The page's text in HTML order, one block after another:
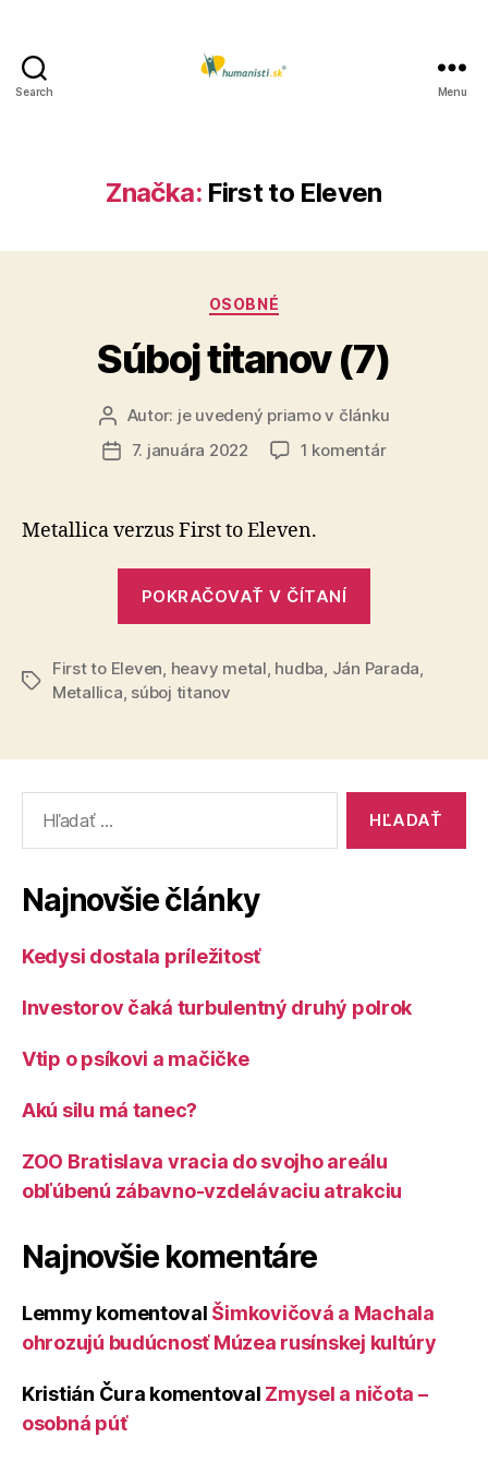
Search Menu
Značka: First to Eleven
Kategórie
OSOBNÉ
Súboj titanov (7)
Autor
článku
Autor: je uvedený priamo v článku
Dátum
7. januára 2022 1 komentárna
Metallica verzus First to Eleven.
POKRAČOVAŤ V ČÍTANÍ
Značky
First to Eleven, heavy metal, hudba, Ján Parada,
Metallica, súboj titanov
Najnovšie články
Kedysi dostala príležitosť
Investorov čaká turbulentný druhý polrok
Vtip o psíkovi a mačičke
Akú silu má tanec?
ZOO Bratislava vracia do svojho areálu
obľúbenú zábavno-vzdelávaciu atrakciu
Najnovšie komentáre
Lemmy komentoval Šimkovičová a Machala
ohrozujú budúcnosť Múzea rusínskej kultúry
Kristián Čura komentoval Zmysel a ničota –
osobná púť